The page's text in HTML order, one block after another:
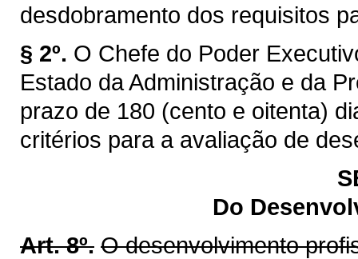
desdobramento dos requisitos
§ 2º. O Chefe do Poder
Estado da Administração e da
prazo de 180 (cento e oitenta)
critérios para a avaliação de
Do
Art. 8º. O desenvolvimento